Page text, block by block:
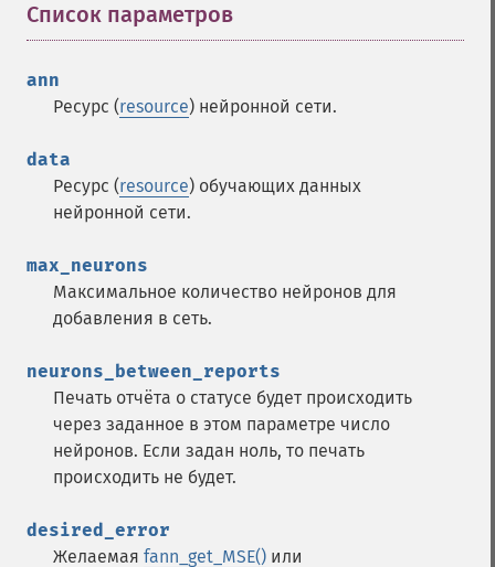
Список параметров
ann
Ресурс (resource) нейронной сети.
data
Ресурс (resource) обучающих данных
нейронной сети.
max_neurons
Максимальное количество нейронов для
добавления в сеть.
neurons_between_reports
Печать отчёта о статусе будет происходить
через заданное в этом параметре число
нейронов. Если задан ноль, то печать
происходить не будет.
desired_error
Желаемая fann_get_MSE() или